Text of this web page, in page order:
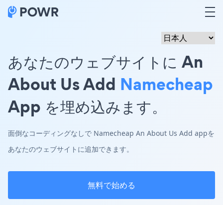
あなたのウェブサイトに An
About Us Add Namecheap
App を埋め込みます。
面倒なコーディングなしで Namecheap An About Us Add appを
あなたのウェブサイトに追加できます。
無料で始める